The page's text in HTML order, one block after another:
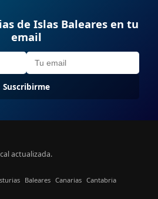
de Islas Baleares en tu
email
Suscribirme
actualizada.
Baleares Canarias Cantabria